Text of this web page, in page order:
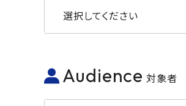
選択してください
Audience 対象者